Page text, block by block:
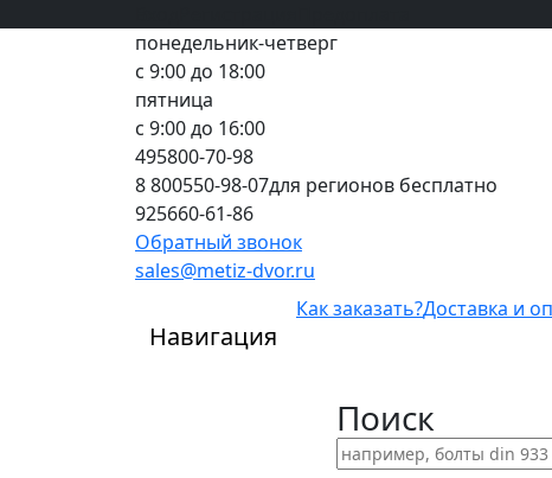
понедельник-четверг
с 9:00 до 18:00
пятница
с 9:00 до 16:00
495800-70-98
8 800550-98-07для регионов бесплатно
925660-61-86
Обратный звонок
sales@metiz-dvor.ru
Навигация
Как заказать?Доставка и
Поиск